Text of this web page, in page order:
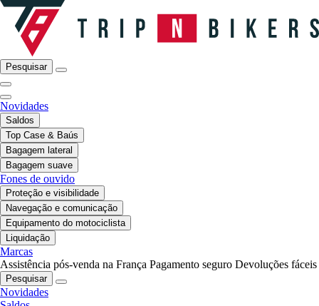
Pesquisar
Novidades
Saldos
Top Case & Baús
Bagagem lateral
Bagagem suave
Fones de ouvido
Proteção e visibilidade
Navegação e comunicação
Equipamento do motociclista
Liquidação
Marcas
Assistência pós-venda na França Pagamento seguro Devoluções fáceis
Pesquisar
Novidades